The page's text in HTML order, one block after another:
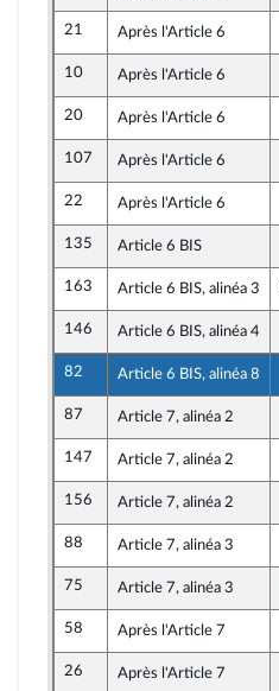
21 Après l'Article 6
10 Après l'Article 6
20 Après l'Article 6
107 Après l'Article 6
22 Après l'Article 6
135 Article 6 BIS
163 Article 6 BIS, alinéa 3
146 Article 6 BIS, alinéa 4
82 Article 6 BIS, alinéa 8
87 Article 7, alinéa 2
147 Article 7, alinéa 2
156 Article 7, alinéa 2
88 Article 7, alinéa 3
75 Article 7, alinéa 3
58 Après l'Article 7
26 Après l'Article 7